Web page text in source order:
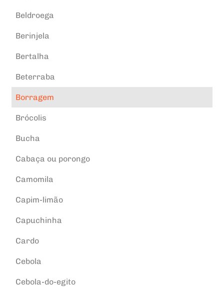
Beldroega
Berinjela
Bertalha
Beterraba
Borragem
Brócolis
Bucha
Cabaça ou porongo
Camomila
Capim-limão
Capuchinha
Cardo
Cebola
Cebola-do-egito